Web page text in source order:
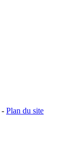
- Plan du site